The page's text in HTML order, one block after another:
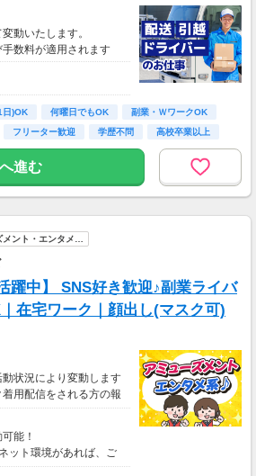
動いたします。
数料が適用されます
日)OK 何曜日でもOK
副業・ＷワークOK
フリーター歓迎 学歴不問 高校卒業以上
進む
ント・エンタメ…
躍中】 SNS好き歓迎♪副業ライバ
在宅ワーク｜顔出し(マスク可)
状況により変動します
用配信をされる方の報
月50時間程度）
能！
ット環境があれば、ご
す。